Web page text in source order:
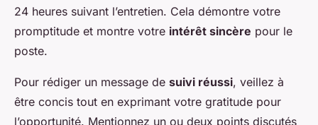
24 heures suivant l’entretien. Cela démontre votre
promptitude et montre votre intérêt sincère pour le
poste.
Pour rédiger un message de suivi réussi, veillez à
être concis tout en exprimant votre gratitude pour
l’opportunité. Mentionnez un ou deux points discutés